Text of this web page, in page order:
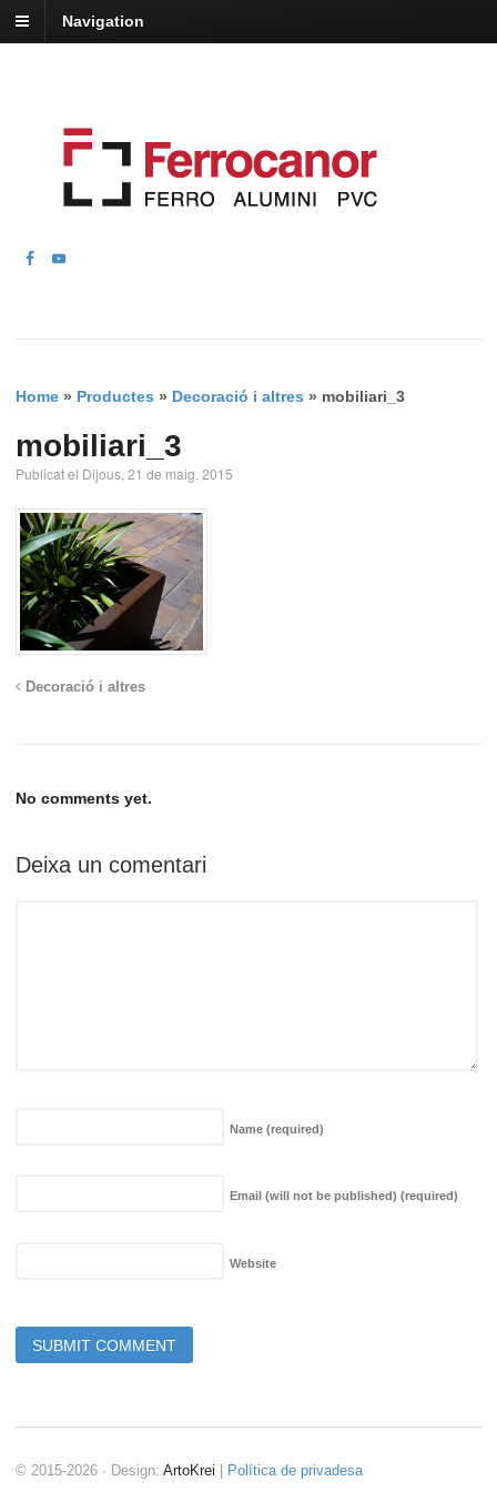
Navigation
Home » Productes » Decoració i altres » mobiliari_3
mobiliari_3
Publicat el Dijous, 21 de maig, 2015
Decoració i altres
No comments yet.
Deixa un comentari
Name (required)
Email (will not be published) (required)
Website
© 2015-2026 · Design: ArtoKrei Política de privadesa